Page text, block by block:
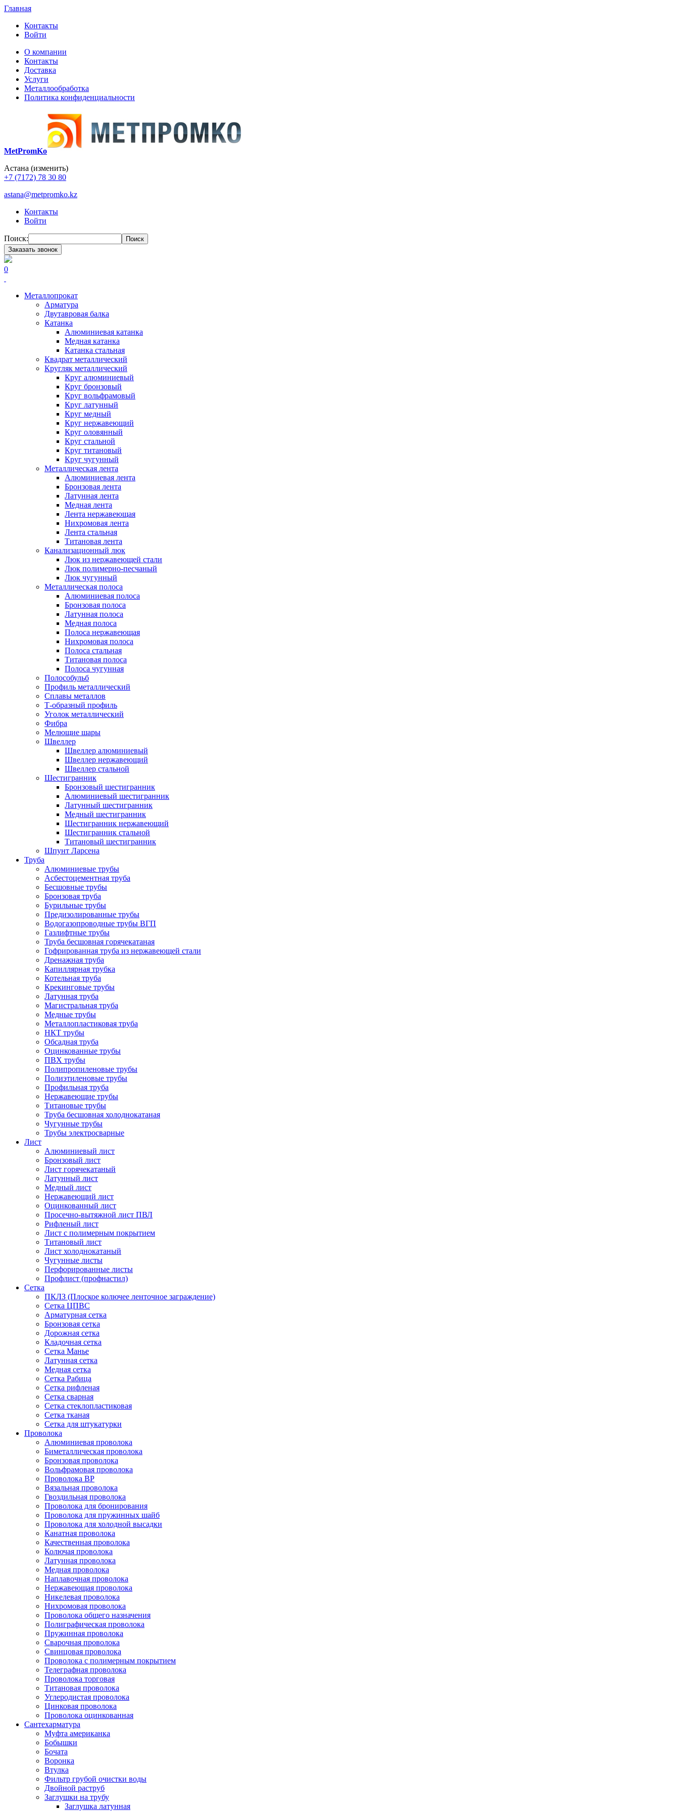
Главная
Контакты
Войти
О компании
Контакты
Доставка
Услуги
Металлообработка
Политика конфиденциальности
MetPromKo
Астана (изменить)
+7 (7172) 78 30 80
astana@metpromko.kz
Контакты
Войти
Поиск:
Поиск
Заказать звонок
0
Металлопрокат
Арматура
Двутавровая балка
Катанка
Алюминиевая катанка
Медная катанка
Катанка стальная
Квадрат металлический
Кругляк металлический
Круг алюминиевый
Круг бронзовый
Круг вольфрамовый
Круг латунный
Круг медный
Круг нержавеющий
Круг оловянный
Круг стальной
Круг титановый
Круг чугунный
Металлическая лента
Алюминиевая лента
Бронзовая лента
Латунная лента
Медная лента
Лента нержавеющая
Нихромовая лента
Лента стальная
Титановая лента
Канализационный люк
Люк из нержавеющей стали
Люк полимерно-песчаный
Люк чугунный
Металлическая полоса
Алюминиевая полоса
Бронзовая полоса
Латунная полоса
Медная полоса
Полоса нержавеющая
Нихромовая полоса
Полоса стальная
Титановая полоса
Полоса чугунная
Полособульб
Профиль металлический
Сплавы металлов
Т-образный профиль
Уголок металлический
Фибра
Мелющие шары
Швеллер
Швеллер алюминиевый
Швеллер нержавеющий
Швеллер стальной
Шестигранник
Бронзовый шестигранник
Алюминиевый шестигранник
Латунный шестигранник
Медный шестигранник
Шестигранник нержавеющий
Шестигранник стальной
Титановый шестигранник
Шпунт Ларсена
Труба
Алюминиевые трубы
Асбестоцементная труба
Бесшовные трубы
Бронзовая труба
Бурильные трубы
Предизолированные трубы
Водогазопроводные трубы ВГП
Газлифтные трубы
Труба бесшовная горячекатаная
Гофрированная труба из нержавеющей стали
Дренажная труба
Капиллярная трубка
Котельная труба
Крекинговые трубы
Латунная труба
Магистральная труба
Медные трубы
Металлопластиковая труба
НКТ трубы
Обсадная труба
Оцинкованные трубы
ПВХ трубы
Полипропиленовые трубы
Полиэтиленовые трубы
Профильная труба
Нержавеющие трубы
Титановые трубы
Труба бесшовная холоднокатаная
Чугунные трубы
Трубы электросварные
Лист
Алюминиевый лист
Бронзовый лист
Лист горячекатаный
Латунный лист
Медный лист
Нержавеющий лист
Оцинкованный лист
Просечно-вытяжной лист ПВЛ
Рифленый лист
Лист с полимерным покрытием
Титановый лист
Лист холоднокатаный
Чугунные листы
Перфорированные листы
Профлист (профнастил)
Сетка
ПКЛЗ (Плоское колючее ленточное заграждение)
Сетка ЦПВС
Арматурная сетка
Бронзовая сетка
Дорожная сетка
Кладочная сетка
Сетка Манье
Латунная сетка
Медная сетка
Сетка Рабица
Сетка рифленая
Сетка сварная
Сетка стеклопластиковая
Сетка тканая
Сетка для штукатурки
Проволока
Алюминиевая проволока
Биметаллическая проволока
Бронзовая проволока
Вольфрамовая проволока
Проволока ВР
Вязальная проволока
Гвоздильная проволока
Проволока для бронирования
Проволока для пружинных шайб
Проволока для холодной высадки
Канатная проволока
Качественная проволока
Колючая проволока
Латунная проволока
Медная проволока
Наплавочная проволока
Нержавеющая проволока
Никелевая проволока
Нихромовая проволока
Проволока общего назначения
Полиграфическая проволока
Пружинная проволока
Сварочная проволока
Свинцовая проволока
Проволока с полимерным покрытием
Телеграфная проволока
Проволока торговая
Титановая проволока
Углеродистая проволока
Цинковая проволока
Проволока оцинкованная
Сантехарматура
Муфта американка
Бобышки
Бочата
Воронка
Втулка
Фильтр грубой очистки воды
Двойной раструб
Заглушки на трубу
Заглушка латунная